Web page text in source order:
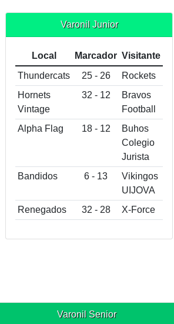
Varonil Junior
Local Marcador Visitante
Thundercats
25 - 26
Rockets
Hornets
Vintage
32 - 12
Bravos
Football
Alpha Flag
18 - 12
Buhos
Colegio
Jurista
Bandidos
6 - 13
Vikingos
UIJOVA
Renegados
32 - 28 X-Force
Varonil Senior